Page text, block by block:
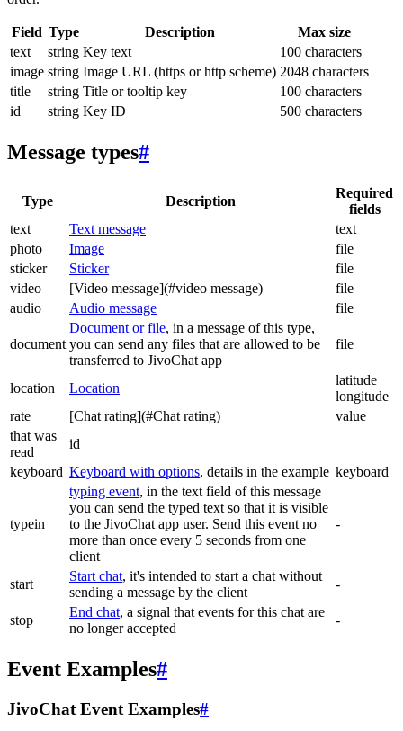
Field Type Description
Max size
text
string Key text
100 characters
image string Image URL (https or http scheme) 2048 characters
title
string Title or tooltip key
100 characters
id
string Key ID 500 characters
Message types#
Type Description
Required
fields
text
Text message
text
photo
Image
file
sticker
Sticker
file
video
[Video message](#video message)
file
audio
Audio message file
document
Document or file, in a message of this type,
you can send any files that are allowed to be
transferred to JivoChat app
file
location Location
latitude
longitude
rate
[Chat rating](#Chat rating)
value
that was
read
id
keyboard Keyboard with options, details in the example keyboard
typein
typing event, in the text field of this message
you can send the typed text so that it is visible
to the JivoChat app user. Send this event no
more than once every 5 seconds from one
client
-
start
Start chat, it's intended to start a chat without
sending a message by the client
-
stop
End chat, a signal that events for this chat are
no longer accepted
-
Event Examples#
JivoChat Event Examples#